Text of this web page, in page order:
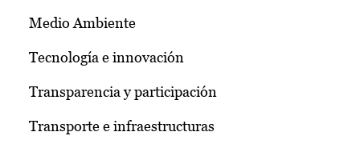
Medio Ambiente
Tecnología e innovación
Transparencia y participación
Transporte e infraestructuras